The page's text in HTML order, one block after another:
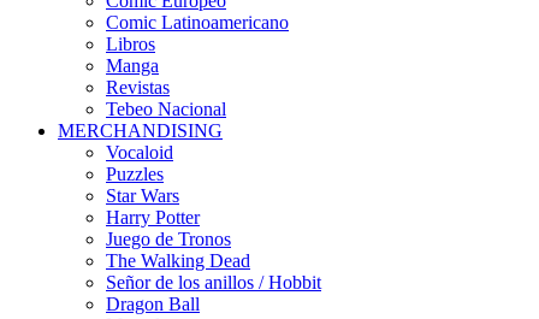
Comic Latinoamericano
Libros
Manga
Revistas
Tebeo Nacional
MERCHANDISING
Vocaloid
Puzzles
Star Wars
Harry Potter
Juego de Tronos
The Walking Dead
Señor de los anillos / Hobbit
Dragon Ball